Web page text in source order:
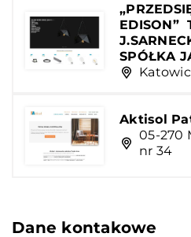
EDISON”
SPÓŁKA
Aktisol
05-270
nr 34
Dane kontakowe